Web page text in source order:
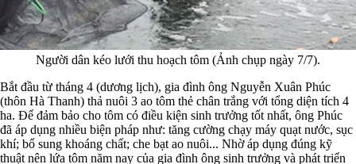
Người dân kéo lưới thu hoạch tôm (Ảnh chụp ngày 7/7).
Bắt đầu từ tháng 4 (dương lịch), gia đình ông Nguyễn Xuân Phúc
(thôn Hà Thanh) thả nuôi 3 ao tôm thẻ chân trắng với tổng diện tích 4
ha. Để đảm bảo cho tôm có điều kiện sinh trưởng tốt nhất, ông Phúc
đã áp dụng nhiều biện pháp như: tăng cường chạy máy quạt nước, sục
khí; bổ sung khoáng chất; che bạt ao nuôi... Nhờ áp dụng đúng kỹ
thuật nên lứa tôm năm nay của gia đình ông sinh trưởng và phát triển